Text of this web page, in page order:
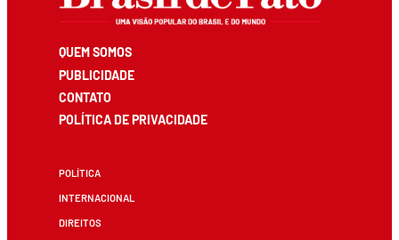
QUEM SOMOS
PUBLICIDADE
CONTATO
POLÍTICA DE PRIVACIDADE
POLÍTICA
INTERNACIONAL
DIREITOS